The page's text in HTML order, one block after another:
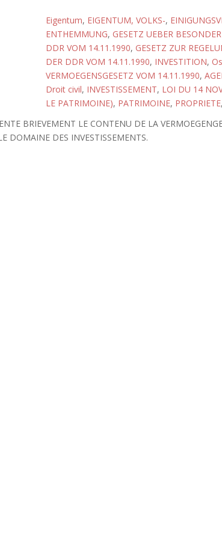
Eigentum, EIGENTUM, VOLKS-,
ENTHEMMUNG, GESETZ UEBER
DDR VOM 14.11.1990, GESETZ ZUR
DER DDR VOM 14.11.1990, INVESTITION,
VERMOEGENSGESETZ VOM 14.11.1990,
Droit civil, INVESTISSEMENT, LOI DU 14
LE PATRIMOINE), PATRIMOINE, PROPRIETE,
BRIEVEMENT LE CONTENU DE LA
DOMAINE DES INVESTISSEMENTS.